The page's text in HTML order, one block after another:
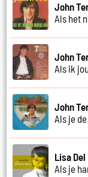
John
Als het
John
Als ik
John
Als je
Lisa
Als je